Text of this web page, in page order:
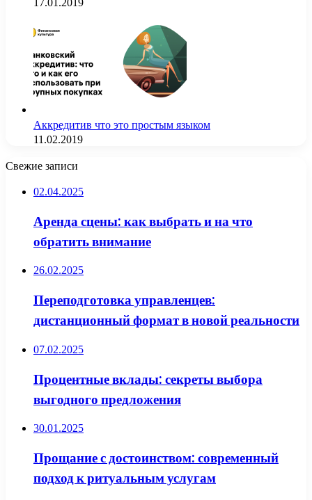
17.01.2019
Аккредитив что это простым языком
11.02.2019
Свежие записи
02.04.2025
Аренда сцены: как выбрать и на что
обратить внимание
26.02.2025
Переподготовка управленцев:
дистанционный формат в новой реальности
07.02.2025
Процентные вклады: секреты выбора
выгодного предложения
30.01.2025
Прощание с достоинством: современный
подход к ритуальным услугам